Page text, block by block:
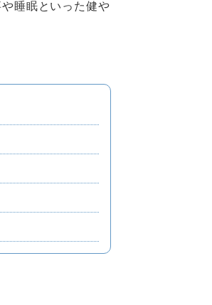
睡眠といった健や